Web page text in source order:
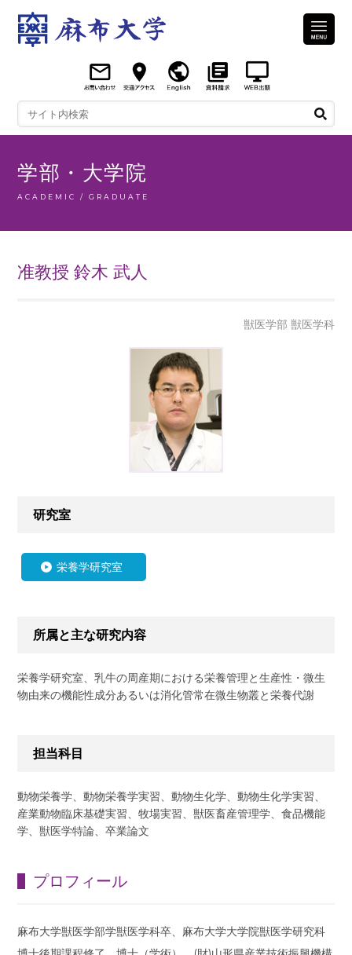
学部・大学院
ACADEMIC / GRADUATE
准教授 鈴木 武人
獣医学部 獣医学科
研究室
栄養学研究室
所属と主な研究内容
栄養学研究室、乳牛の周産期における栄養管理と生産性・微生
物由来の機能性成分あるいは消化管常在微生物叢と栄養代謝
担当科目
動物栄養学、動物栄養学実習、動物生化学、動物生化学実習、
産業動物臨床基礎実習、牧場実習、獣医畜産管理学、食品機能
学、獣医学特論、卒業論文
プロフィール
麻布大学獣医学部学獣医学科卒、麻布大学大学院獣医学研究科